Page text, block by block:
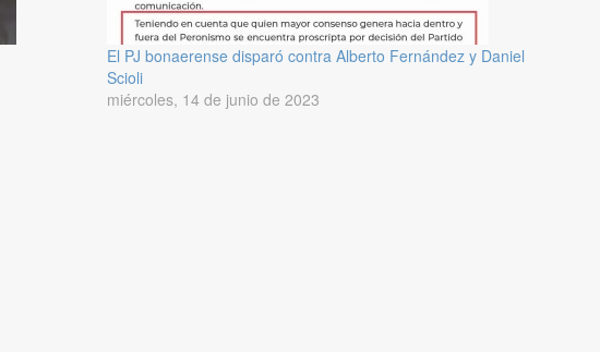
El PJ bonaerense disparó contra Alberto Fernández y Daniel
Scioli
miércoles, 14 de junio de 2023